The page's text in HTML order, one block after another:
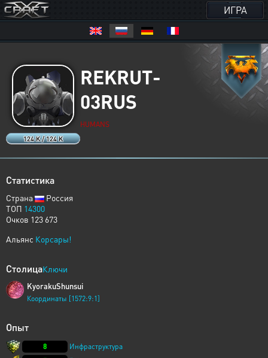
ИГРА
124 K / 124 K
REKRUT-
03RUS
HUMANS
Статистика
Страна
Россия
ТОП 14300
Очков 123 673
Альянс Корсары!
СтолицаКлючи
KyorakuShunsui
Координаты [1572:9:1]
Опыт
8
Инфраструктура